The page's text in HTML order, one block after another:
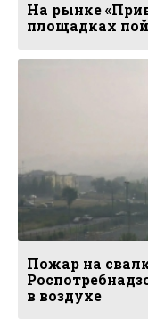
На рынке
площадках
Пожар на
в воздухе